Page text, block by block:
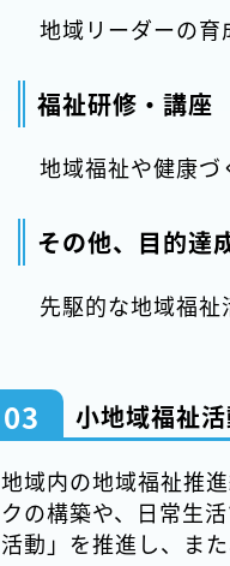
地域リーダーの育
福祉研修・講座
地域福祉や健康
その他、目的達
先駆的な地域福
03 小地域福祉
地域内の地域福祉推
クの構築や、日常生
活動」を推進し、ま